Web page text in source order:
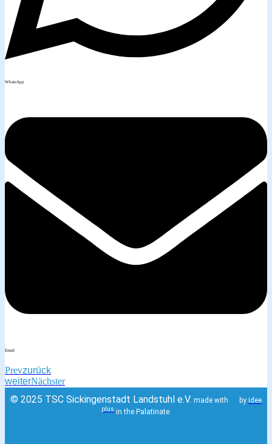
WhatsApp
Email
Prevzurück
weiterNächster
© 2025 TSC Sickingenstadt Landstuhl e.V. made with by idee
plusin the Palatinate.